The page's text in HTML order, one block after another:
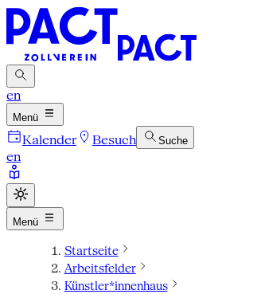
en
Menü
Kalender Besuch Suche
en
Menü
Startseite
Arbeitsfelder
Künstler*innenhaus